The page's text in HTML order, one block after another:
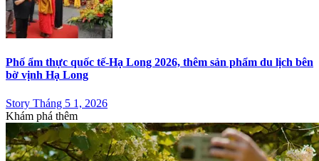
Phố ẩm thực quốc tế-Hạ Long 2026, thêm sản phẩm du lịch bên
bờ vịnh Hạ Long
Story Tháng 5 1, 2026
Khám phá thêm